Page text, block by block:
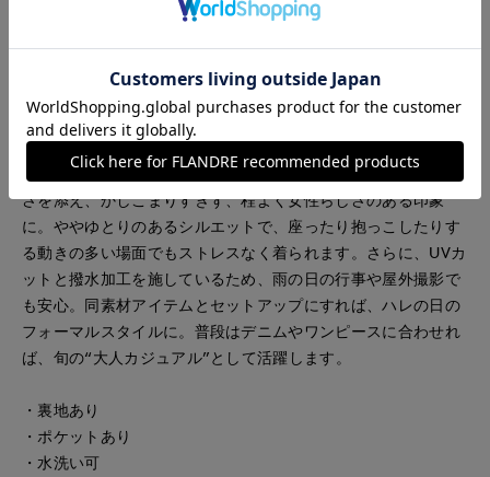
前線で着回しできる、ママのための「品よく」ハレ服が完成し
特別な日にも普段使いにもできる万能上品ジャケット。白とネ
イビーの美しい2色展開で、写真に残るセレモニーシーンにも
映える品の良さが魅力です。裾のスカラップデザインが華やか
さを添え、かしこまりすぎず、程よく女性らしさのある印象
に。ややゆとりのあるシルエットで、座ったり抱っこしたりす
る動きの多い場面でもストレスなく着られます。さらに、UVカ
ットと撥水加工を施しているため、雨の日の行事や屋外撮影で
も安心。同素材アイテムとセットアップにすれば、ハレの日の
フォーマルスタイルに。普段はデニムやワンピースに合わせれ
ば、旬の“大人カジュアル”として活躍します。
・裏地あり
・ポケットあり
・水洗い可